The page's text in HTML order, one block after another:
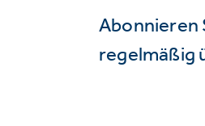
Abonnieren
regelmäßig